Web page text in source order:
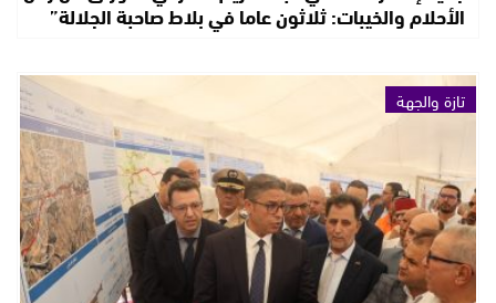
الأحلام والخيبات: ثلاثون عاما في بلاط صاحبة الجلالة”
تازة والجهة